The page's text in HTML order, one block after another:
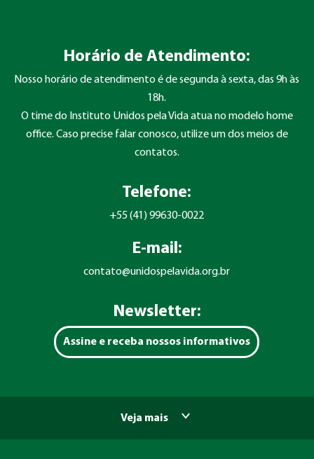
Horário de Atendimento:
Nosso horário de atendimento é de segunda à sexta, das 9h às
18h.
O time do Instituto Unidos pela Vida atua no modelo home
office. Caso precise falar conosco, utilize um dos meios de
contatos.
Telefone:
+55 (41) 99630-0022
E-mail:
contato@unidospelavida.org.br
Newsletter:
Assine e receba nossos informativos
Veja mais